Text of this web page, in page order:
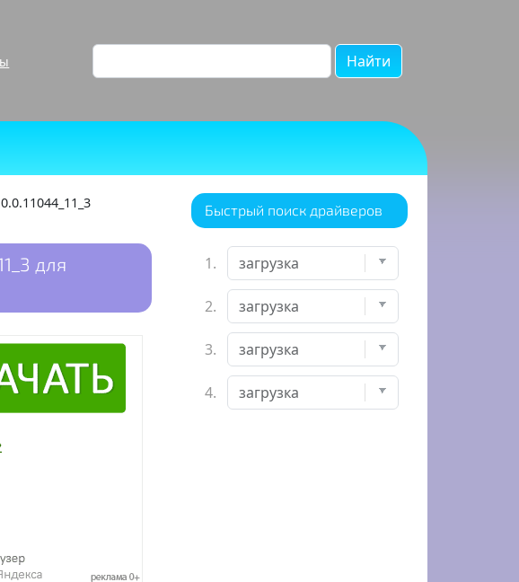
Найти
для
Быстрый поиск драйверов
1.
2.
3.
4.